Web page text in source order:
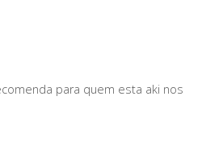
para quem esta aki nos